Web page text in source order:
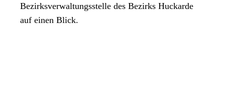
Bezirksverwaltungsstelle des Bezirks Huckarde
auf einen Blick.